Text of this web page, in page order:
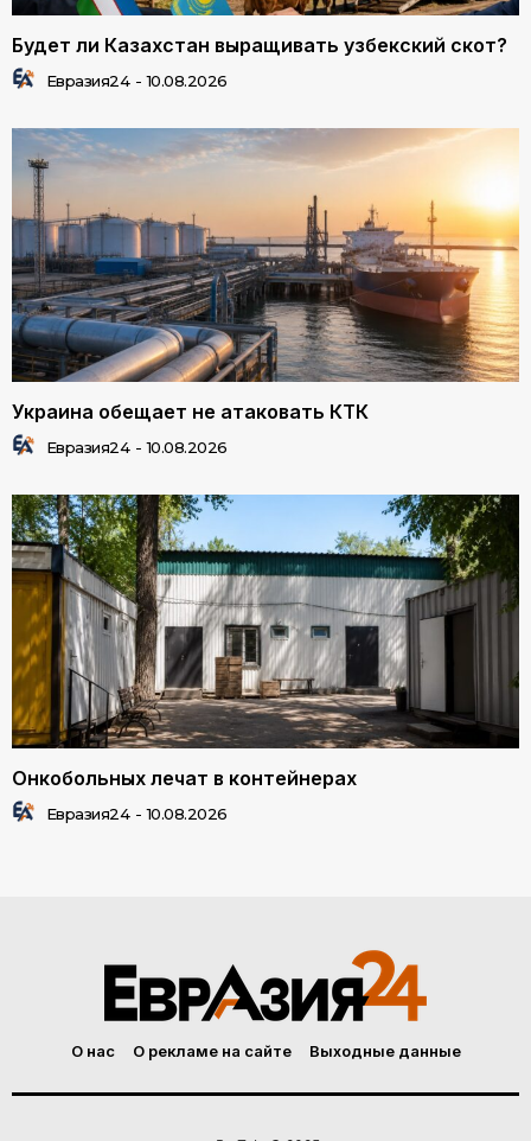
Будет ли Казахстан выращивать узбекский скот?
Евразия24 - 10.08.2026
Украина обещает не атаковать КТК
Евразия24 - 10.08.2026
Онкобольных лечат в контейнерах
Евразия24 - 10.08.2026
О нас О рекламе на сайте Выходные данные